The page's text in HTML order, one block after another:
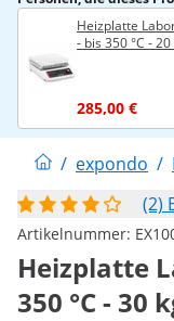
Heizplatte
- bis 350 °C -
285,00 €
/ expondo /
(2)
Artikelnummer:
Heizplatte
350 °C - 30